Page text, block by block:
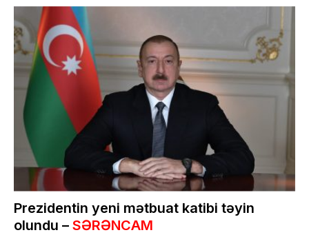
Prezidentin yeni mətbuat katibi təyin
olundu – SƏRƏNCAM